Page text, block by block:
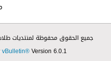
جميع الحقوق محفوظة لمنتديات
vBulletin®Version 6.0.1